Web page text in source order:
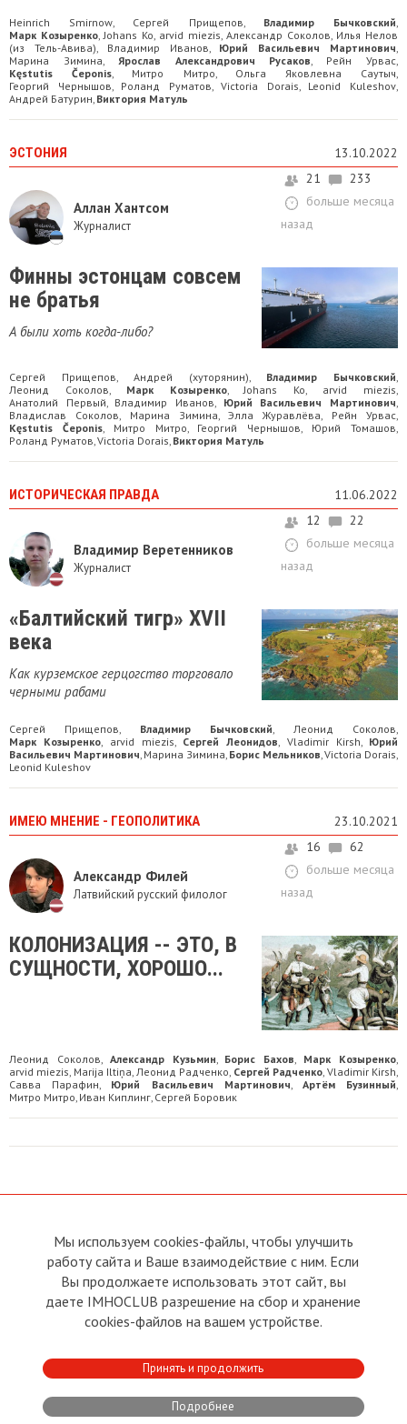
Heinrich Smirnow, Сергей Прищепов, Владимир Бычковский,
Марк Козыренко,Johans Ko, arvid miezis, Александр Соколов, Илья Нелов
(из Тель-Авива), Владимир Иванов, Юрий Васильевич Мартинович,
Марина Зимина, Ярослав Александрович Русаков, Рейн Урвас,
Kęstutis Čeponis, Митро Митро, Ольга Яковлевна Саутыч,
Георгий Чернышов, Роланд Руматов,Victoria Dorais, Leonid Kuleshov,
Андрей Батурин, Виктория Матуль
ЭСТОНИЯ 13.10.2022
Аллан Хантсом
Журналист
21
233
больше месяца
назад
Финны эстонцам совсем
не братья
А были хоть когда-либо?
Сергей Прищепов, Андрей (хуторянин), Владимир Бычковский,
Леонид Соколов, Марк Козыренко,Johans Ko, arvid miezis,
Анатолий Первый, Владимир Иванов, Юрий Васильевич Мартинович,
Владислав Соколов, Марина Зимина,Элла Журавлёва, Рейн Урвас,
Kęstutis Čeponis, Митро Митро, Георгий Чернышов, Юрий Томашов,
Роланд Руматов,Victoria Dorais, Виктория Матуль
ИСТОРИЧЕСКАЯ ПРАВДА 11.06.2022
Владимир Веретенников
Журналист
12
22
больше месяца
назад
«Балтийский тигр» XVII
века
Как курземское герцогство торговало
черными рабами
Сергей Прищепов, Владимир Бычковский, Леонид Соколов,
Марк Козыренко, arvid miezis, Сергей Леонидов, Vladimir Kirsh, Юрий
Васильевич Мартинович, Марина Зимина, Борис Мельников,Victoria Dorais,
Leonid Kuleshov
ИМЕЮ МНЕНИЕ - ГЕОПОЛИТИКА 23.10.2021
Александр Филей
Латвийский русский филолог
16
62
больше месяца
назад
КОЛОНИЗАЦИЯ -- ЭТО, В
СУЩНОСТИ, ХОРОШО...
Леонид Соколов Александр Кузьмин Борис Бахов Марк Козыренко
arvid miezis Marija Iltiņa Леонид Радченко Сергей Радченко Vladimir Kirsh
Савва Парафин Юрий Васильевич Мартинович Артём Бузинный
Митро Митро Иван Киплинг Сергей Боровик
О сайте
Условия пользования
Политика конфиденциальности
Прямая связь с
Председателем
Прямая связь c членами клуба
Реклама
Контакты
Club
Мы используем cookies-файлы, чтобы улучшить
работу сайта и Ваше взаимодействие с ним. Если
Вы продолжаете использовать этот сайт, вы
даете IMHOCLUB разрешение на сбор и хранение
cookies-файлов на вашем устройстве.
Принять и продолжить
Подробнее